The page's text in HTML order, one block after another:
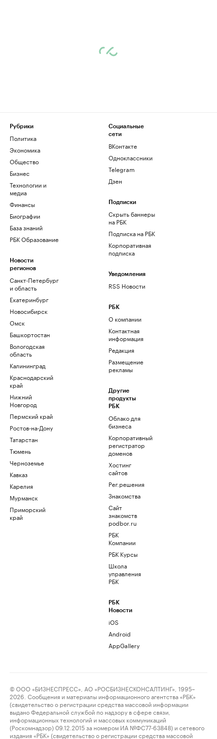
Рубрики
Политика
Экономика
Общество
Бизнес
Технологии и
медиа
Финансы
Биографии
База знаний
РБК Образование
Новости
регионов
Санкт-Петербург
и область
Екатеринбург
Новосибирск
Омск
Башкортостан
Вологодская
область
Калининград
Краснодарский
край
Нижний
Новгород
Пермский край
Ростов-на-Дону
Татарстан
Тюмень
Черноземье
Кавказ
Карелия
Мурманск
Приморский
край
Социальные
сети
ВКонтакте
Одноклассники
Telegram
Дзен
Подписки
Скрыть баннеры
на РБК
Подписка на РБК
Корпоративная
подписка
Уведомления
RSS Новости
РБК
О компании
Контактная
информация
Редакция
Размещение
рекламы
Другие
продукты
РБК
Облако для
бизнеса
Корпоративный
регистратор
доменов
Хостинг
сайтов
Рег.решения
Знакомства
Сайт
знакомств
podbor.ru
РБК
Компании
РБК Курсы
Школа
управления
РБК
РБК
Новости
iOS
Android
AppGallery
© ООО «БИЗНЕСПРЕСС», АО «РОСБИЗНЕСКОНСАЛТИНГ», 1995–
2026. Сообщения и материалы информационного агентства «РБК»
(свидетельство о регистрации средства массовой информации
выдано Федеральной службой по надзору в сфере связи,
информационных технологий и массовых коммуникаций
(Роскомнадзор) 09.12.2015 за номером ИА №ФС77-63848) и сетевого
издания «РБК» (свидетельство о регистрации средства массовой